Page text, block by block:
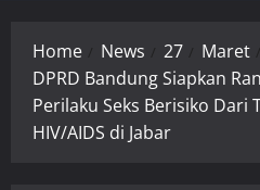
Home News 27 Maret
DPRD Bandung Siapkan
Perilaku Seks Berisiko Dari
HIV/AIDS di Jabar